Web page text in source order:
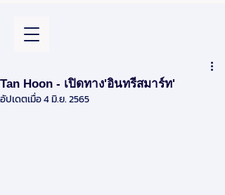
Tan Hoon - เปิดทาง'อินทรีสมาร์ท'
อัปเดตเมื่อ4 มิ.ย. 2565